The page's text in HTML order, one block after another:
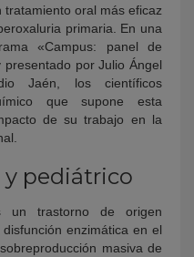
oral más eficaz
primaria. En una
«Campus: panel de
por Julio Ángel
Jaén, los científicos
que supone esta
de su trabajo en la
pediátrico
un trastorno de origen
enzimática en el
masiva de